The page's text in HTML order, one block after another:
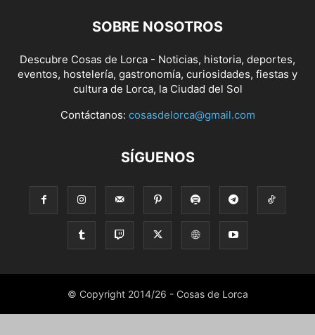
SOBRE NOSOTROS
Descubre Cosas de Lorca - Noticias, historia, deportes,
eventos, hostelería, gastronomía, curiosidades, fiestas y
cultura de Lorca, la Ciudad del Sol
Contáctanos: cosasdelorca@gmail.com
SÍGUENOS
© Copyright 2014/26 - Cosas de Lorca